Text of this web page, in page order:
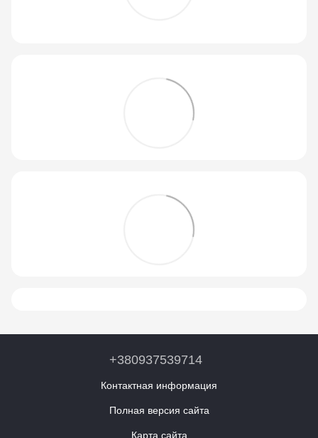
+380937539714
Контактная информация
Полная версия сайта
Карта сайта